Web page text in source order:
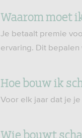
Waarom moet
Je betaalt premie
ervaring. Dit
Hoe bouw ik
Voor elk jaar dat je
Wie bouwt